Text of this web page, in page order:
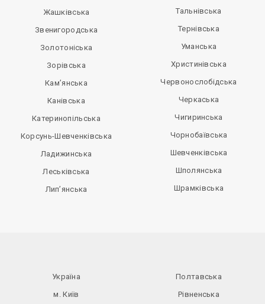
Жашківська
Звенигородська
Золотоніська
Зорівська
Кам’янська
Канівська
Катеринопільська
Корсунь-Шевченківська
Ладижинська
Леськівська
Лип’янська
Тальнівська
Тернівська
Уманська
Христинівська
Червонослобідська
Черкаська
Чигиринська
Чорнобаївська
Шевченківська
Шполянська
Шрамківська
Україна
м. Київ
Полтавська
Рівненська